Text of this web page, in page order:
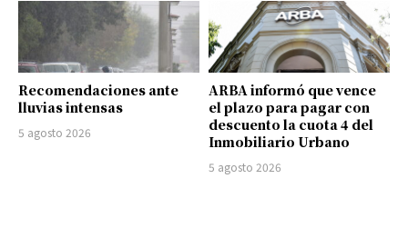
Recomendaciones ante
lluvias intensas
5 agosto 2026
ARBA informó que vence
el plazo para pagar con
descuento la cuota 4 del
Inmobiliario Urbano
5 agosto 2026